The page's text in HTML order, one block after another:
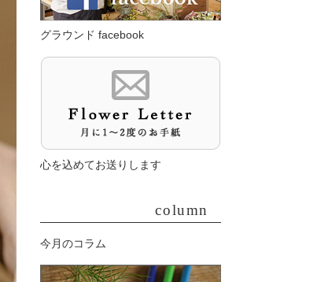
グラウンド facebook
心を込めてお送りします
column
今月のコラム